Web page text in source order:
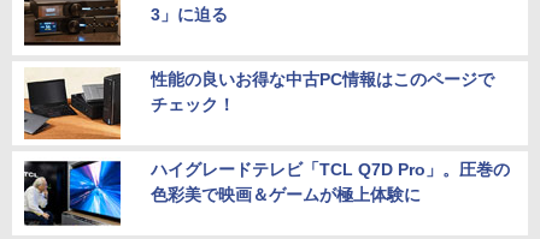
3」に迫る
性能の良いお得な中古PC情報はこのページで
チェック！
ハイグレードテレビ「TCL Q7D Pro」。圧巻の
色彩美で映画＆ゲームが極上体験に